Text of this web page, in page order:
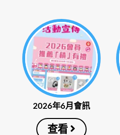
2026年6月會訊
查看